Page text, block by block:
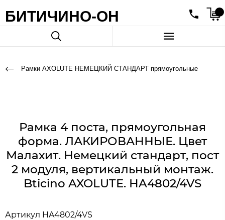
БИТИЧИНО-ОН
Рамки AXOLUTE НЕМЕЦКИЙ СТАНДАРТ прямоугольные
Рамка 4 поста, прямоугольная
форма. ЛАКИРОВАННЫЕ. Цвет
Малахит. Немецкий стандарт, пост
2 модуля, вертикальный монтаж.
Bticino AXOLUTE. HA4802/4VS
Артикул HA4802/4VS